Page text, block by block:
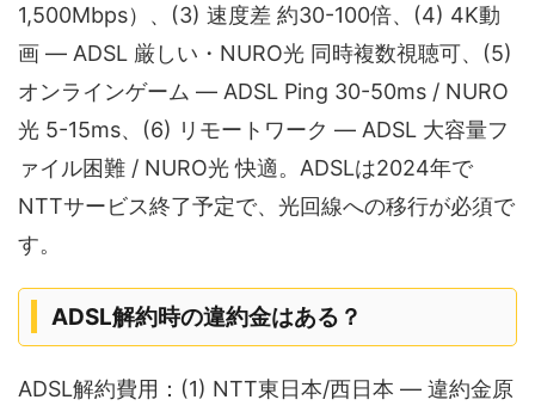
1,500Mbps）、(3) 速度差 約30-100倍、(4) 4K動
画 — ADSL 厳しい・NURO光 同時複数視聴可、(5)
オンラインゲーム — ADSL Ping 30-50ms / NURO
光 5-15ms、(6) リモートワーク — ADSL 大容量フ
ァイル困難 / NURO光 快適。ADSLは2024年で
NTTサービス終了予定で、光回線への移行が必須で
す。
ADSL解約時の違約金はある？
ADSL解約費用：(1) NTT東日本/西日本 — 違約金原